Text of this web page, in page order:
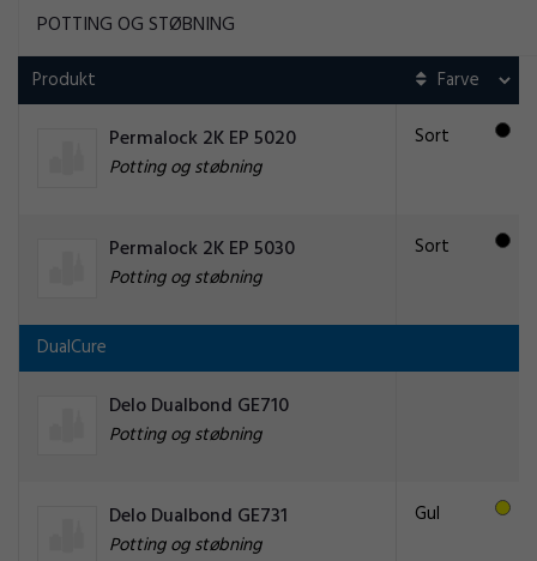
POTTING OG STØBNING
Produkt
Permalock 2K EP 5020
Potting og støbning
Sort
Permalock 2K EP 5030
Potting og støbning
Sort
DualCure
Delo Dualbond GE710
Potting og støbning
Delo Dualbond GE731
Potting og støbning
Gul